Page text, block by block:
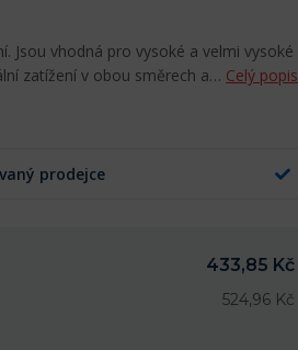
Jsou vhodná pro vysoké a velmi vysoké
zatížení v obou směrech a… Celý popis
prodejce
433,85 Kč
524,96 Kč